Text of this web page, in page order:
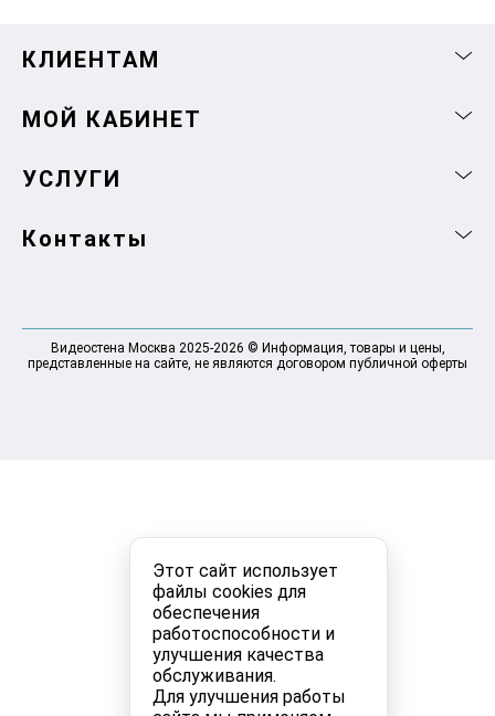
Этот сайт использует
файлы cookies для
обеспечения
работоспособности и
улучшения качества
обслуживания.
Для улучшения работы
КЛИЕНТАМ
МОЙ КАБИНЕТ
УСЛУГИ
Контакты
Видеостена Москва 2025-2026 © Информация, товары и цены,
представленные на сайте, не являются договором публичной оферты